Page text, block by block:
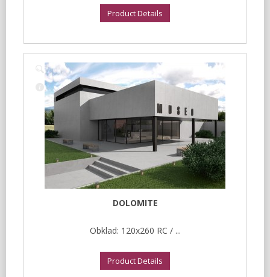
Product Details
DOLOMITE
Obklad: 120x260 RC / ...
Product Details